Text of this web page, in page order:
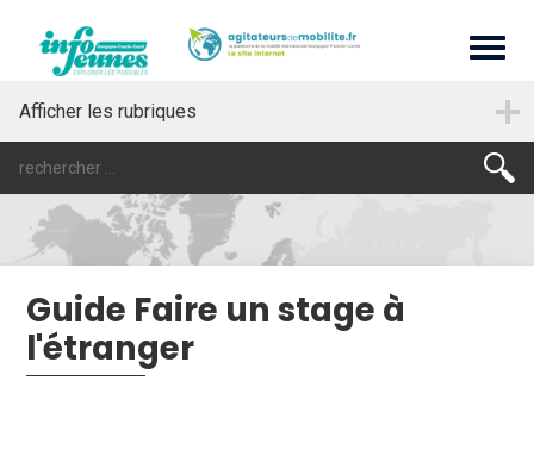
Afficher les rubriques
Guide Faire un stage à
l'étranger